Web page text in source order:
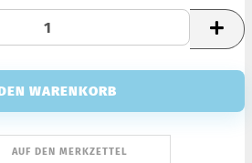
AUF DEN MERKZETTEL